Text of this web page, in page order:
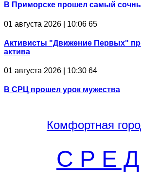
В Приморске прошел самый
01 августа 2026 | 10:06 65
Активисты "Движение Первых"
актива
01 августа 2026 | 10:30 64
В СРЦ прошел урок мужества
Комфортная
С Р Е